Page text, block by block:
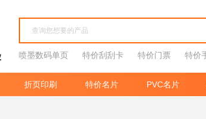
喷墨数码单页 特价刮刮卡 特价门票 特价
折页印刷 特价名片 PVC名片